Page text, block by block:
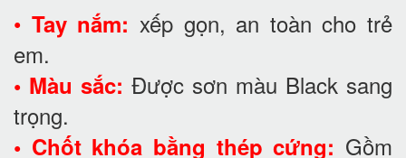
• Tay nắm: xếp gọn, an toàn cho trẻ
em.
• Màu sắc: Được sơn màu Black sang
trọng.
• Chốt khóa bằng thép cứng: Gồm